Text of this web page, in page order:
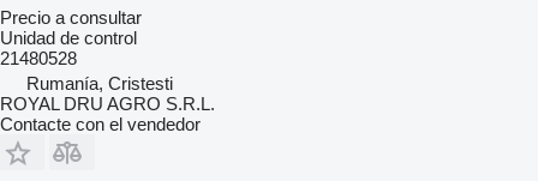
Precio a consultar
Unidad de control
21480528
Rumanía, Cristesti
ROYAL DRU AGRO S.R.L.
Contacte con el vendedor